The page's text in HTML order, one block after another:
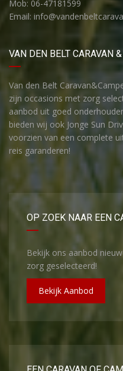
Mob: 06-47181599
Email:
VAN DEN BELT CARAVAN
Van den Belt
zijn occasions met zorg
aanbod uit goed
bieden wij ook Jonge Sun
voorzien van een complete
reis garanderen!
OP ZOEK NAAR EEN
Bekijk ons aanbod
zorg geselecteerd!
Bekijk Aanbod